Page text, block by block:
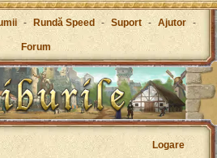
- Rundă Speed - Suport - Ajutor -
Forum
Logare